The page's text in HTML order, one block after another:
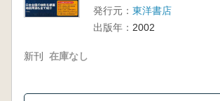
発行元： 東洋書店
出版年： 2002
新刊 在庫なし